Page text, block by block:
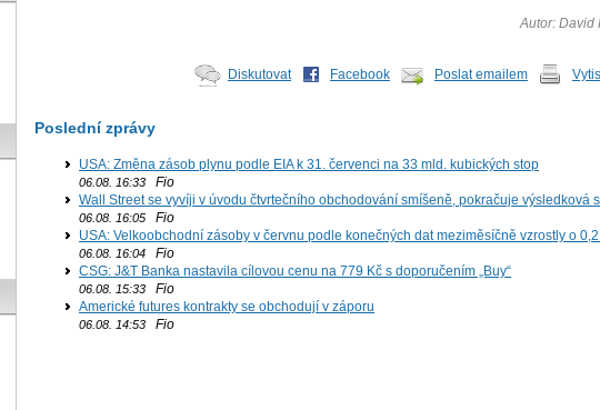
Autor: David
Diskutovat Facebook Poslat emailem
Poslední zprávy
USA: Změna zásob plynu podle EIA k 31. červenci na 33 mld. kubických stop
06.08. 16:33 Fio
Wall Street se vyvíji v úvodu čtvrtečního obchodování smíšeně, pokračuje výsledková
06.08. 16:05 Fio
USA: Velkoobchodní zásoby v červnu podle konečných dat meziměsíčně vzrostly o
06.08. 16:04 Fio
CSG: J&T Banka nastavila cílovou cenu na 779 Kč s doporučením „Buy“
06.08. 15:33 Fio
Americké futures kontrakty se obchodují v záporu
06.08. 14:53 Fio